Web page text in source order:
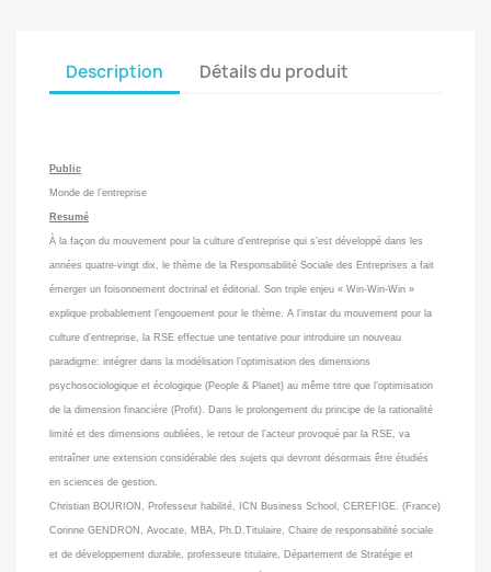
Description Détails du produit
Public
Monde de l’entreprise
Resumé
À la façon du mouvement pour la culture d’entreprise qui s’est développé dans les
années quatre-vingt dix, le thème de la Responsabilité Sociale des Entreprises a fait
émerger un foisonnement doctrinal et éditorial. Son triple enjeu « Win-Win-Win »
explique probablement l’engouement pour le thème. A l’instar du mouvement pour la
culture d’entreprise, la RSE effectue une tentative pour introduire un nouveau
paradigme: intégrer dans la modélisation l’optimisation des dimensions
psychosociologique et écologique (People & Planet) au même titre que l’optimisation
de la dimension financière (Profit). Dans le prolongement du principe de la rationalité
limité et des dimensions oubliées, le retour de l’acteur provoqué par la RSE, va
entraîner une extension considérable des sujets qui devront désormais être étudiés
en sciences de gestion.
Christian BOURION, Professeur habilité, ICN Business School, CEREFIGE. (France)
Corinne GENDRON, Avocate, MBA, Ph.D.Titulaire, Chaire de responsabilité sociale
et de développement durable, professeure titulaire, Département de Stratégie et